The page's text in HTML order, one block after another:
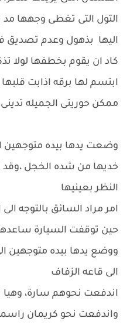
التول التى تغطى وجهها مد
اليها بذهول وعدم تصديق
كاد ان يقوم بخطفها لولا
ابتسم لها برقه اذابت قلبها
ممكن حوريتى الجميله
وضعت يدها بيده متوجهين
خديها من شده الخجل
النظر بعينيها
امر مراد السائق بالتوجه الى
حين توقفت السيارة
ووضع يدها بيده متوجهين
الى قاعه الزفاف
اندفعت نحوهم سارة،
واندفعت نحو كريمان